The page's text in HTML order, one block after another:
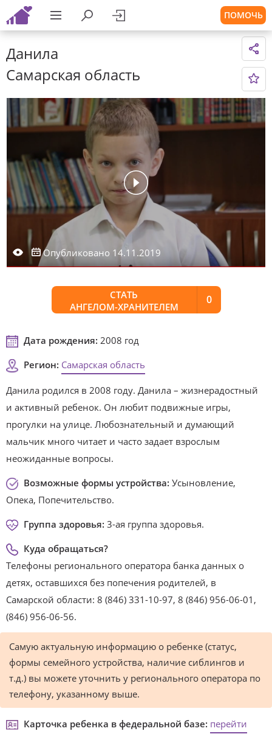
ПОМОЧЬ
Данила
Самарская область
Опубликовано 14.11.2019
СТАТЬ
АНГЕЛОМ-ХРАНИТЕЛЕМ
0
Дата рождения: 2008 год
Регион: Самарская область
Данила родился в 2008 году. Данила – жизнерадостный
и активный ребенок. Он любит подвижные игры,
прогулки на улице. Любознательный и думающий
мальчик много читает и часто задает взрослым
неожиданные вопросы.
Возможные формы устройства: Усыновление,
Опека, Попечительство.
Группа здоровья: 3-ая группа здоровья.
Куда обращаться?
Телефоны регионального оператора банка данных о
детях, оставшихся без попечения родителей, в
Самарской области: 8 (846) 331-10-97, 8 (846) 956-06-01,
(846) 956-06-56.
Самую актуальную информацию о ребенке (статус,
формы семейного устройства, наличие сиблингов и
т.д.) вы можете уточнить у регионального оператора по
телефону, указанному выше.
Карточка ребенка в федеральной базе: перейти